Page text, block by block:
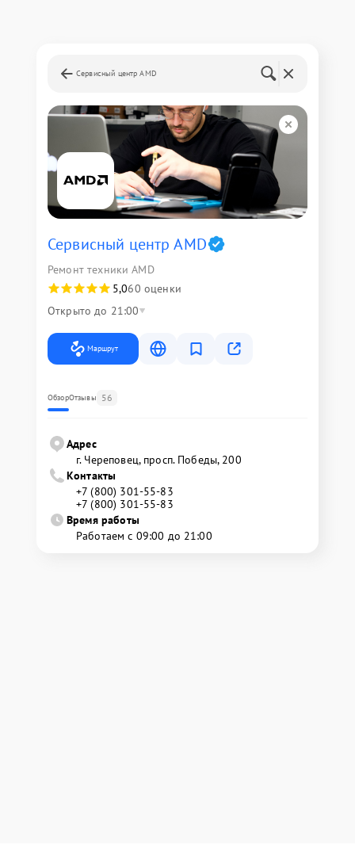
Сервисный центр AMD
Сервисный центр AMD
Ремонт техники AMD
5,060 оценки
Открыто до 21:00
Маршрут
ОбзорОтзывы 56
Адрес
г. Череповец, просп. Победы, 200
Контакты
+7 (800) 301-55-83
+7 (800) 301-55-83
Время работы
Работаем с 09:00 до 21:00